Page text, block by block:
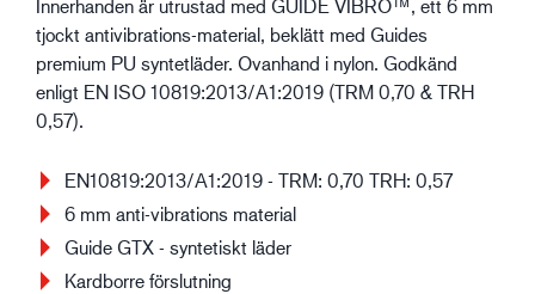
Innerhanden är utrustad med GUIDE VIBRO™, ett 6 mm
tjockt antivibrations-material, beklätt med Guides
premium PU syntetläder. Ovanhand i nylon. Godkänd
enligt EN ISO 10819:2013/A1:2019 (TRM 0,70 & TRH
0,57).
EN10819:2013/A1:2019 - TRM: 0,70 TRH: 0,57
6 mm anti-vibrations material
Guide GTX - syntetiskt läder
Kardborre förslutning